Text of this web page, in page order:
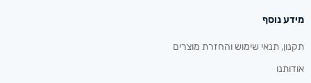
מידע נוסף
תקנון, תנאי שימוש והחזרת מוצרים
אודותנו